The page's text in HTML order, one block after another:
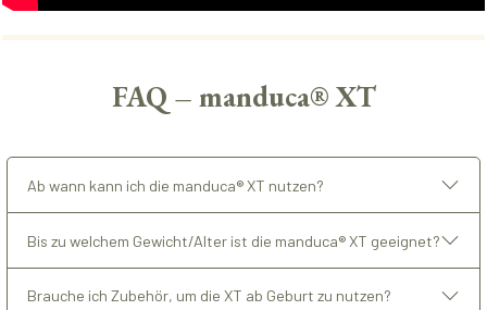
FAQ – manduca® XT
Ab wann kann ich die manduca® XT nutzen?
Bis zu welchem Gewicht/Alter ist die manduca® XT geeignet?
Brauche ich Zubehör, um die XT ab Geburt zu nutzen?